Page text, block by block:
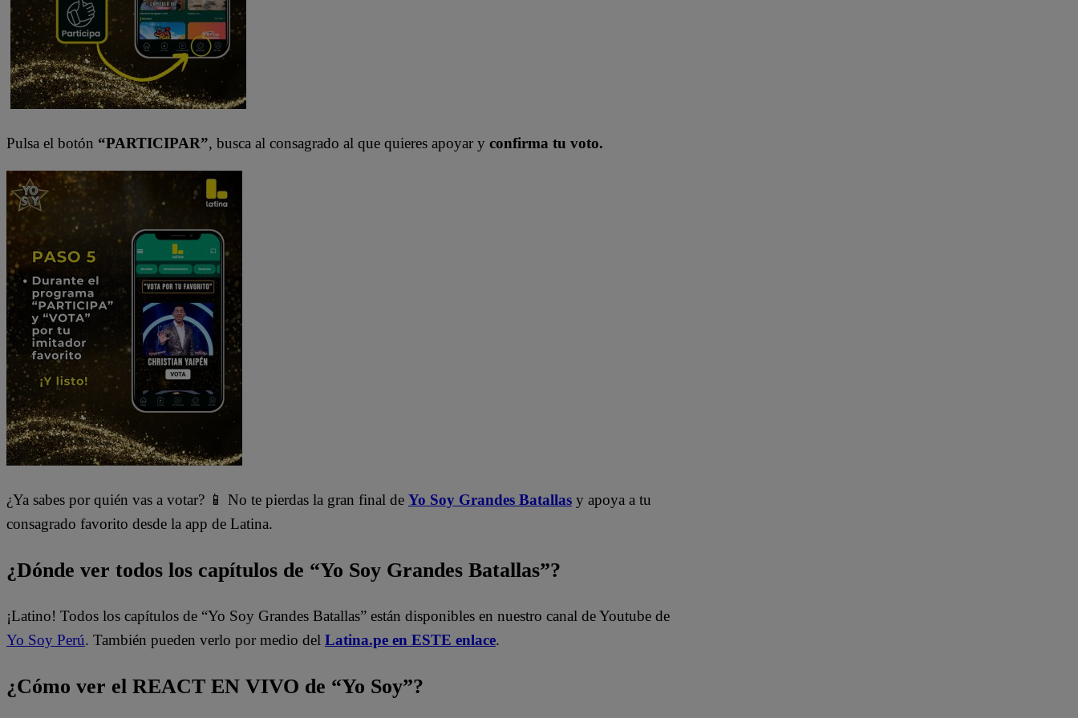
Pulsa el botón “PARTICIPAR”, busca al consagrado al que quieres apoyar y confirma tu voto.
¿Ya sabes por quién vas a votar? 📱 No te pierdas la gran final de Yo Soy Grandes Batallas y apoya a tu
consagrado favorito desde la app de Latina.
¿Dónde ver todos los capítulos de “Yo Soy Grandes Batallas”?
¡Latino! Todos los capítulos de “Yo Soy Grandes Batallas” están disponibles en nuestro canal de Youtube de
Yo Soy Perú. También pueden verlo por medio del Latina.pe en ESTE enlace.
¿Cómo ver el REACT EN VIVO de “Yo Soy”?